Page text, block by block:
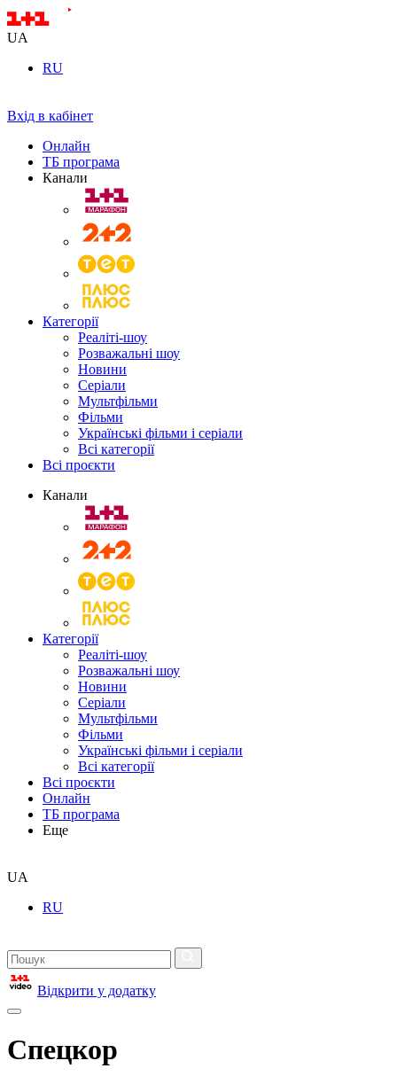
UA
RU
Вхід в кабінет
Онлайн
ТБ програма
Канали
Категорії
Реаліті-шоу
Розважальні шоу
Новини
Серіали
Мультфільми
Фільми
Українські фільми і серіали
Всі категорії
Всі проєкти
Канали
Категорії
Реаліті-шоу
Розважальні шоу
Новини
Серіали
Мультфільми
Фільми
Українські фільми і серіали
Всі категорії
Всі проєкти
Онлайн
ТБ програма
Еще
UA
RU
Відкрити у додатку
Спецкор